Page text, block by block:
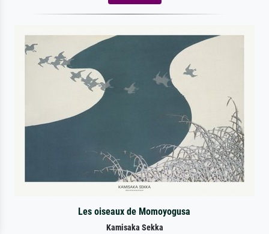
Les oiseaux de Momoyogusa
Kamisaka Sekka